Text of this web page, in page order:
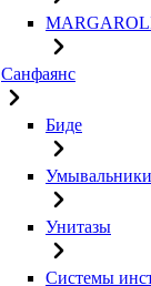
Санфаянс
Биде
Умывальники
Унитазы
Системы